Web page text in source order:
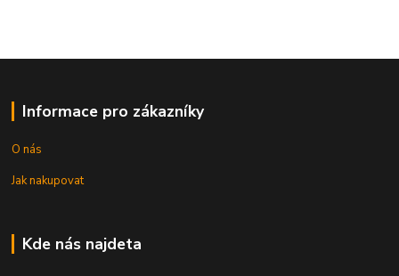
Informace pro zákazníky
O nás
Jak nakupovat
Kde nás najdeta